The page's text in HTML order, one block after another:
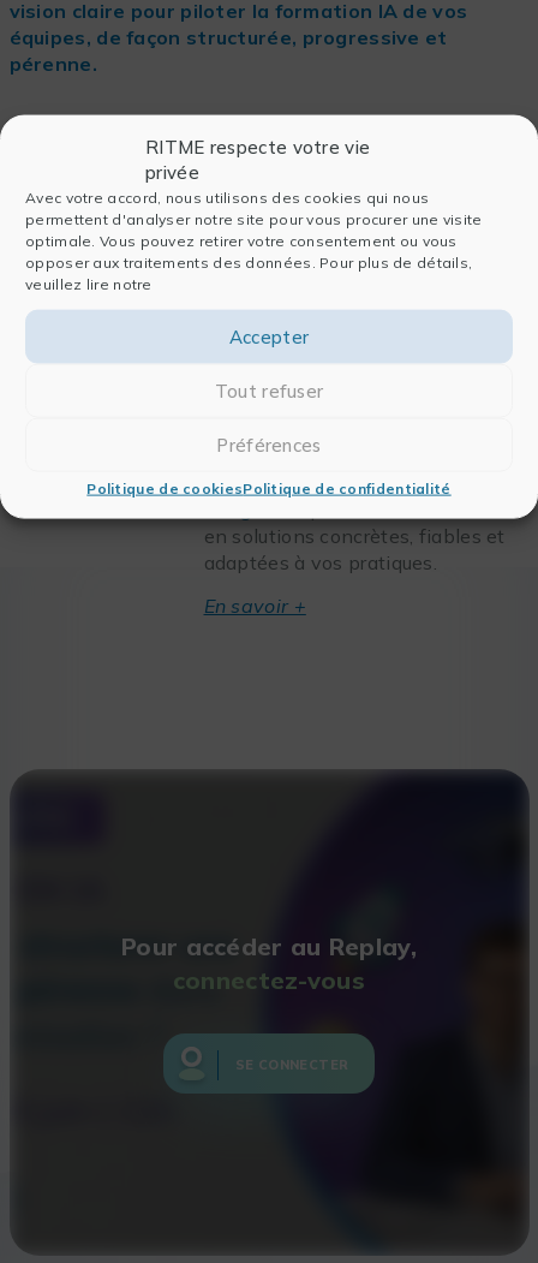
RITME respecte votre vie
privée
Avec votre accord, nous utilisons des cookies qui nous
permettent d'analyser notre site pour vous procurer une visite
optimale. Vous pouvez retirer votre consentement ou vous
opposer aux traitements des données. Pour plus de détails,
veuillez lire notre
Accepter
Tout refuser
Préférences
Politique de cookiesPolitique de confidentialité
vision claire pour piloter la formation IA de vos
équipes, de façon structurée, progressive et
pérenne.
LES SCIENTIFIQUES
Vous souhaitez intégrer
pratiques scientifiques ?
offre d’accompagnement globale
combinantConseil,Formation
en solutions concrètes, fiables et
adaptées à vos pratiques.
En savoir +
Pour accéder au Replay,
connectez-vous
SE CONNECTER